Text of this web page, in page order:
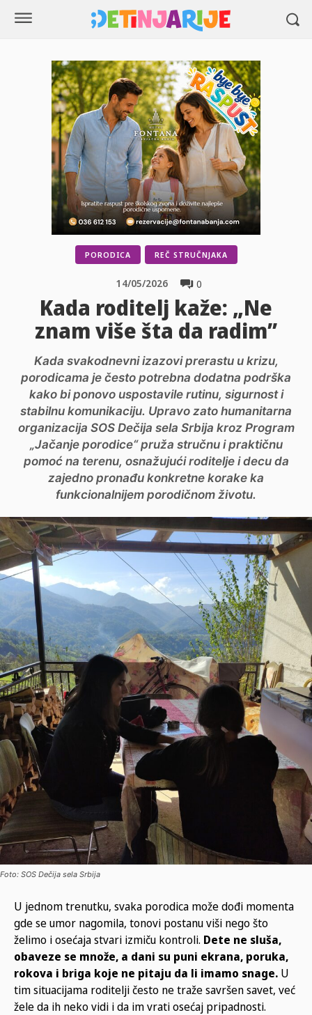
PORODICA REČ STRUČNJAKA
0
14/05/2026
Kada roditelj kaže: „Ne
znam više šta da radim”
Kada svakodnevni izazovi prerastu u krizu,
porodicama je često potrebna dodatna podrška
kako bi ponovo uspostavile rutinu, sigurnost i
stabilnu komunikaciju. Upravo zato humanitarna
organizacija SOS Dečija sela Srbija kroz Program
„Jačanje porodice“ pruža stručnu i praktičnu
pomoć na terenu, osnažujući roditelje i decu da
zajedno pronađu konkretne korake ka
funkcionalnijem porodičnom životu.
Foto: SOS Dečija sela Srbija
U jednom trenutku, svaka porodica može dođi momenta
gde se umor nagomila, tonovi postanu viši nego što
želimo i osećaja stvari izmiču kontroli. Dete ne sluša,
obaveze se množe, a dani su puni ekrana, poruka,
rokova i briga koje ne pitaju da li imamo snage. U
tim situacijama roditelji često ne traže savršen savet, već
žele da ih neko vidi i da im vrati osećaj pripadnosti.